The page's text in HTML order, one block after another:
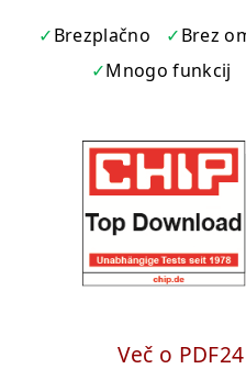
Brezplačno Brez
Mnogo funkcij
Več o